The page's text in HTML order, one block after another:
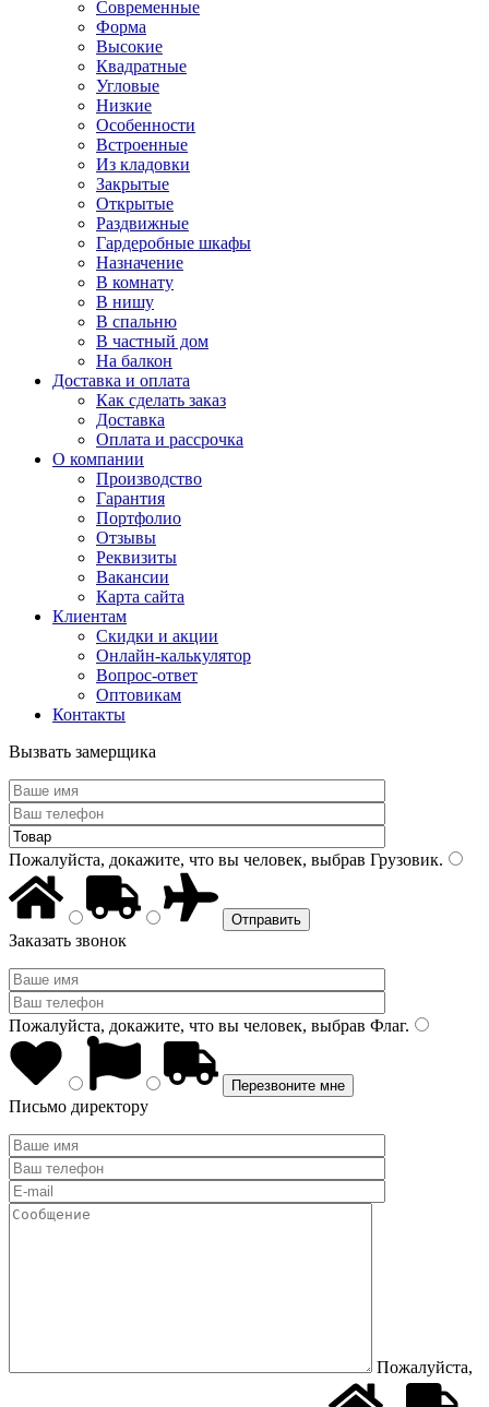
Современные
Форма
Высокие
Квадратные
Угловые
Низкие
Особенности
Встроенные
Из кладовки
Закрытые
Открытые
Раздвижные
Гардеробные шкафы
Назначение
В комнату
В нишу
В спальню
В частный дом
На балкон
Доставка и оплата
Как сделать заказ
Доставка
Оплата и рассрочка
О компании
Производство
Гарантия
Портфолио
Отзывы
Реквизиты
Вакансии
Карта сайта
Клиентам
Скидки и акции
Онлайн-калькулятор
Вопрос-ответ
Оптовикам
Контакты
Вызвать замерщика
Пожалуйста, докажите, что вы человек, выбрав Грузовик.
Заказать звонок
Пожалуйста, докажите, что вы человек, выбрав Флаг.
Письмо директору
Пожалуйста,